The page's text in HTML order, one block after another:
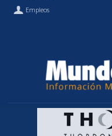
Empleos
Política de Privacidad
MundoMaritimo.cl es una marca